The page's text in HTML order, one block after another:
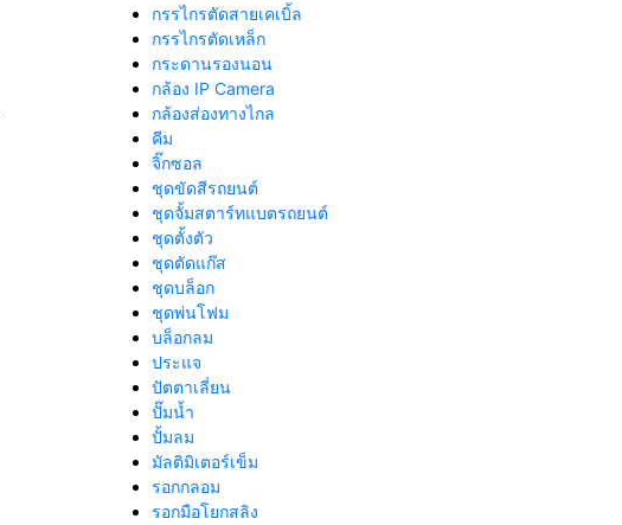
กรรไกรตัดสายเคเบิ้ล
กรรไกรตัดเหล็ก
กระดานรองนอน
กล้อง IP Camera
กล้องส่องทางไกล
คีม
จิ๊กซอล
ชุดขัดสีรถยนต์​
ชุดจั้มสตาร์ทแบตรถยนต์
ชุดตั้งตัว
ชุดตัดแก๊ส
ชุดบล็อก
ชุดพ่นโฟม
บล็อกลม
ประแจ
ปัตตาเลี่ยน
ปั๊มน้ำ
ปั้มลม
มัลติมิเตอร์เข็ม
รอกกลอม
รอกมือโยกสลิง